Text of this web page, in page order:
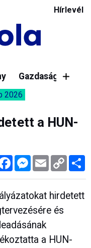
Hírlevél
Gazdaság
2026
a HUN-
FacebookMessenger
Email Copy
Link
hirdetett
és
a HUN-